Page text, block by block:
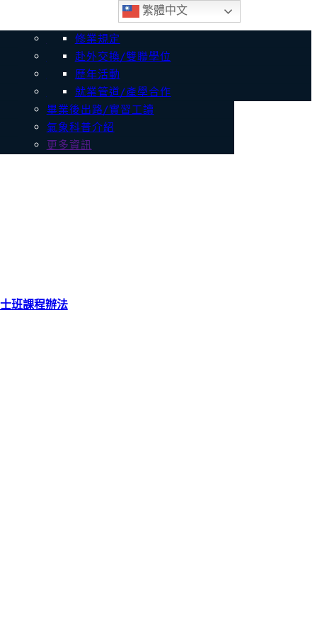
繁體中文
招生與課程
入學管道介紹
大學部入學方式
研究所入學方式
學士班學生修讀碩士班課程辦法
課程介紹
大學部課程
碩士班課程
課程、課表查詢
課程地圖
修業規定
獎助學金
師生成果
獲獎紀錄
歷年活動成果
高中生專區
學系介紹系所沿革與優勢
發展特色
教育目標
就業管道/產學合作
入學方式
獎助學金
校友分享
畢業後出路/實習工讀
氣象科普介紹
更多資訊
修業規定
赴外交換/雙聯學位
歷年活動
班課程辦法